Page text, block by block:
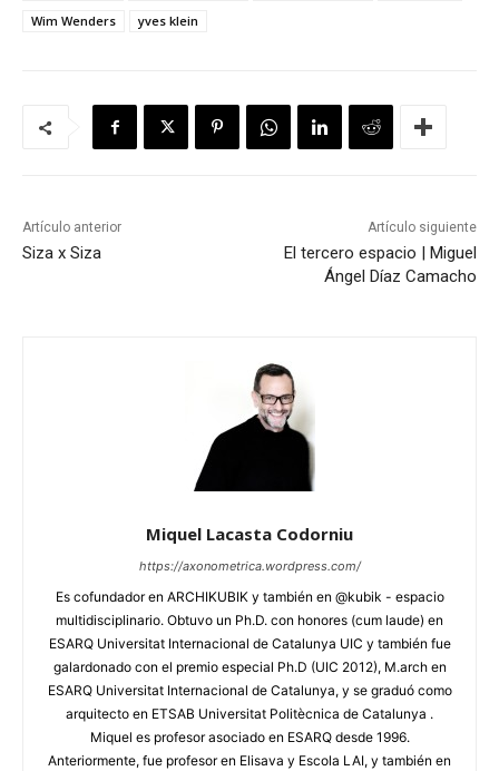
Wim Wenders
yves klein
Artículo anterior
Siza x Siza
Artículo siguiente
El tercero espacio | Miguel
Ángel Díaz Camacho
Miquel Lacasta Codorniu
https://axonometrica.wordpress.com/
Es cofundador en ARCHIKUBIK y también en @kubik - espacio
multidisciplinario. Obtuvo un Ph.D. con honores (cum laude) en
ESARQ Universitat Internacional de Catalunya UIC y también fue
galardonado con el premio especial Ph.D (UIC 2012), M.arch en
ESARQ Universitat Internacional de Catalunya, y se graduó como
arquitecto en ETSAB Universitat Politècnica de Catalunya .
Miquel es profesor asociado en ESARQ desde 1996.
Anteriormente, fue profesor en Elisava y Escola LAI, y también en